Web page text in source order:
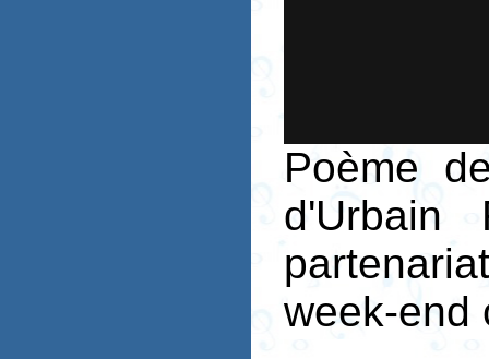
Poème
d'Urbain
week-end